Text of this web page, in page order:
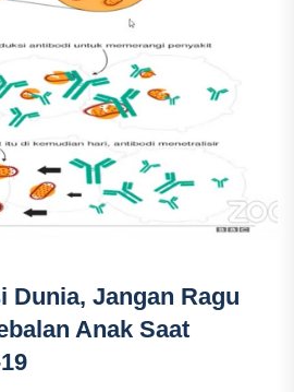
Dunia, Jangan Ragu
Anak Saat